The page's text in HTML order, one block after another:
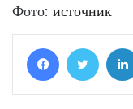
Фото: источник
Facebook